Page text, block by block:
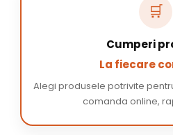
🛒
Cumperi
La fiecare
Alegi produsele potrivite
comanda online,